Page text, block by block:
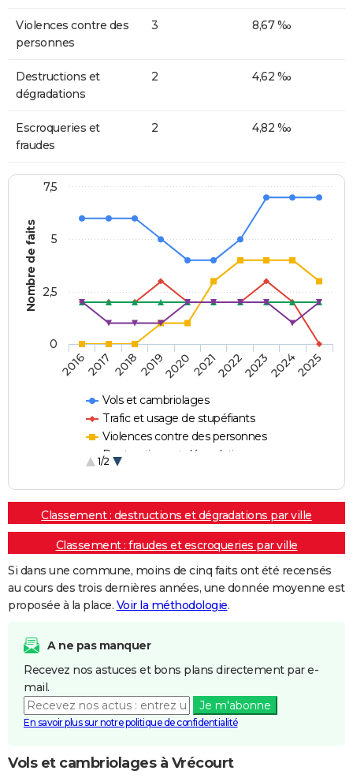
Violences contre des
personnes
3 8,67 ‰
Destructions et
dégradations
2 4,62 ‰
Escroqueries et
fraudes
2 4,82 ‰
Nombre de faits
Vols et cambriolages
Trafic et usage de stupéfiants
Violences contre des personnes
Destructions et dégradations
1/2
20162017 20182019202020212022202320242025
0
2,5
5
7,5
Classement : destructions et dégradations par ville
Classement : fraudes et escroqueries par ville
Si dans une commune, moins de cinq faits ont été recensés
au cours des trois dernières années, une donnée moyenne est
proposée à la place. Voir la méthodologie.
A ne pas manquer
Recevez nos astuces et bons plans directement par e-
mail.
Je m'abonne
En savoir plus sur notre politique de confidentialité
Vols et cambriolages à Vrécourt